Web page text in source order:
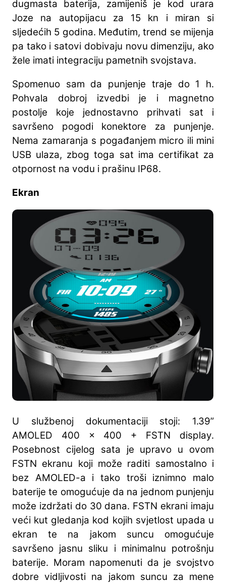
dugmasta baterija, zamijeniš je kod urara
Joze na autopijacu za 15 kn i miran si
sljedećih 5 godina. Međutim, trend se mijenja
pa tako i satovi dobivaju novu dimenziju, ako
žele imati integraciju pametnih svojstava.
Spomenuo sam da punjenje traje do 1 h.
Pohvala dobroj izvedbi je i magnetno
postolje koje jednostavno prihvati sat i
savršeno pogodi konektore za punjenje.
Nema zamaranja s pogađanjem micro ili mini
USB ulaza, zbog toga sat ima certifikat za
otpornost na vodu i prašinu IP68.
Ekran
U službenoj dokumentaciji stoji: 1.39”
AMOLED 400 x 400 + FSTN display.
Posebnost cijelog sata je upravo u ovom
FSTN ekranu koji može raditi samostalno i
bez AMOLED-a i tako troši iznimno malo
baterije te omogućuje da na jednom punjenju
može izdržati do 30 dana. FSTN ekrani imaju
veći kut gledanja kod kojih svjetlost upada u
ekran te na jakom suncu omogućuje
savršeno jasnu sliku i minimalnu potrošnju
baterije. Moram napomenuti da je svojstvo
dobre vidljivosti na jakom suncu za mene